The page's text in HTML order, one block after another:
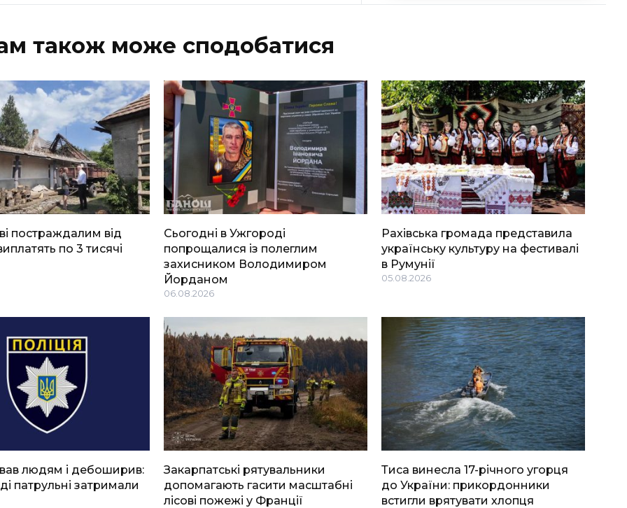
також може сподобатися
постраждалим від
по 3 тисячі
Сьогодні в Ужгороді
попрощалися із полеглим
захисником Володимиром
Йорданом
06.08.2026
Рахівська громада представила
українську культуру на фестивалі
в Румунії
05.08.2026
людям і дебоширив:
патрульні затримали
Закарпатські рятувальники
допомагають гасити масштабні
лісові пожежі у Франції
Тиса винесла 17-річного угорця
до України: прикордонники
встигли врятувати хлопця